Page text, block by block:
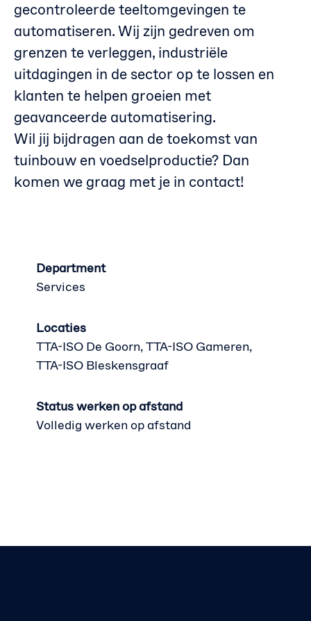
gecontroleerde teeltomgevingen te
automatiseren. Wij zijn gedreven om
grenzen te verleggen, industriële
uitdagingen in de sector op te lossen en
klanten te helpen groeien met
geavanceerde automatisering.
Wil jij bijdragen aan de toekomst van
tuinbouw en voedselproductie? Dan
komen we graag met je in contact!
Department
Services
Locaties
TTA-ISO De Goorn, TTA-ISO Gameren,
TTA-ISO Bleskensgraaf
Status werken op afstand
Volledig werken op afstand